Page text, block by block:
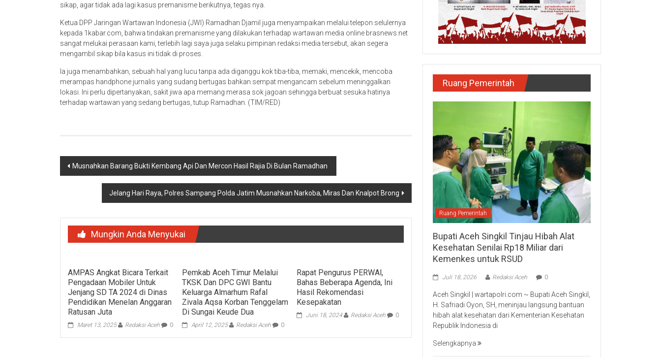
sikap, agar tidak ada lagi kasus premanisme berikutnya, tegas nya.
Ketua DPP Jaringan Wartawan Indonesia (JWI) Ramadhan Djamil juga menyampaikan melalui telepon selulernya
kepada 1kabar.com, bahwa tindakan premanisme yang dilakukan terhadap wartawan media online brasnews.net
sangat melukai perasaan kami, terlebih lagi saya juga selaku pimpinan redaksi media tersebut, akan segera
mengambil sikap bila kasus ini tidak di proses.
Ia juga menambahkan, sebuah hal yang lucu tanpa ada diganggu kok tiba-tiba, memaki, mencekik, mencoba
merampas handphone jurnalis yang sudang bertugas bahkan sempat mengancam sebelum meninggalkan
lokasi. Ini perlu dipertanyakan, sakit jiwa apa memang merasa sok jagoan sehingga berbuat sesuka hatinya
terhadap wartawan yang sedang bertugas, tutup Ramadhan. (TIM/RED)
Navigasi
Musnahkan Barang Bukti Kembang Api Dan Mercon Hasil Rajia Di Bulan Ramadhan
Jelang Hari Raya, Polres Sampang Polda Jatim Musnahkan Narkoba, Miras Dan Knalpot Brong
Mungkin Anda Menyukai
AMPAS Angkat Bicara Terkait
Pengadaan Mobiler Untuk
Jenjang SD TA 2024 di Dinas
Pendidikan Menelan Anggaran
Ratusan Juta
Maret 13, 2025 Redaksi Aceh 0
Pemkab Aceh Timur Melalui
TKSK Dan DPC GWI Bantu
Keluarga Almarhum Rafal
Zivala Aqsa Korban Tenggelam
Di Sungai Keude Dua
April 12, 2025 Redaksi Aceh 0
Rapat Pengurus PERWAl,
Bahas Beberapa Agenda, Ini
Hasil Rekomendasi
Kesepakatan
Juni 18, 2024 Redaksi Aceh 0
Ruang Pemerintah
Ruang Pemerintah
Bupati Aceh Singkil Tinjau Hibah Alat
Kesehatan Senilai Rp18 Miliar dari
Kemenkes untuk RSUD
Juli 18, 2026 Redaksi Aceh 0
Aceh Singkil | wartapolri.com ~ Bupati Aceh Singkil,
H. Safriadi Oyon, SH, meninjau langsung bantuan
hibah alat kesehatan dari Kementerian Kesehatan
Republik Indonesia di
Selengkapnya